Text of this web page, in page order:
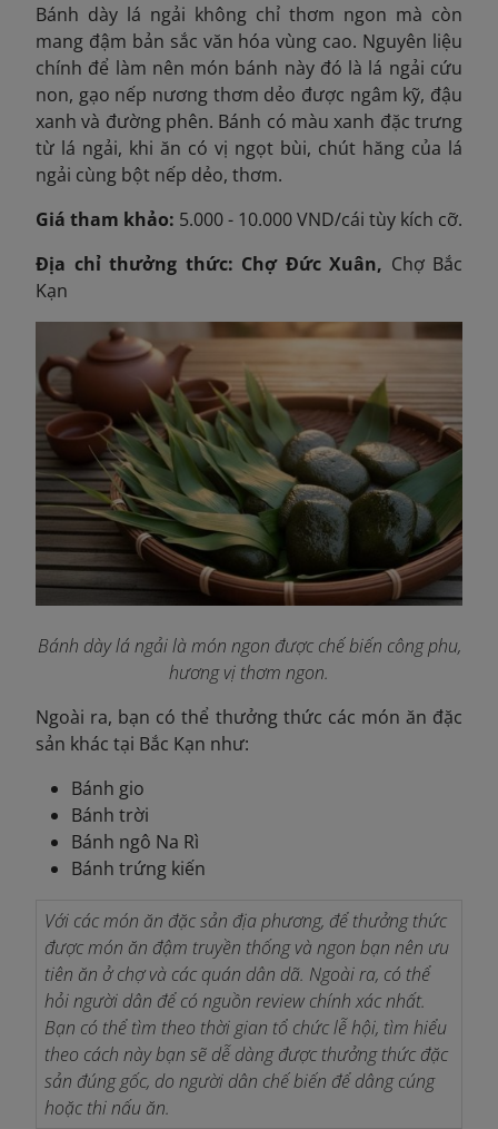
Bánh dày lá ngải không chỉ thơm ngon mà còn
mang đậm bản sắc văn hóa vùng cao. Nguyên liệu
chính để làm nên món bánh này đó là lá ngải cứu
non, gạo nếp nương thơm dẻo được ngâm kỹ, đậu
xanh và đường phên. Bánh có màu xanh đặc trưng
từ lá ngải, khi ăn có vị ngọt bùi, chút hăng của lá
ngải cùng bột nếp dẻo, thơm.
Giá tham khảo: 5.000 - 10.000 VND/cái tùy kích cỡ.
Địa chỉ thưởng thức: Chợ Đức Xuân, Chợ Bắc
Kạn
Bánh dày lá ngải là món ngon được chế biến công phu,
hương vị thơm ngon.
Ngoài ra, bạn có thể thưởng thức các món ăn đặc
sản khác tại Bắc Kạn như:
Bánh gio
Bánh trời
Bánh ngô Na Rì
Bánh trứng kiến
Với các món ăn đặc sản địa phương, để thưởng thức
được món ăn đậm truyền thống và ngon bạn nên ưu
tiên ăn ở chợ và các quán dân dã. Ngoài ra, có thể
hỏi người dân để có nguồn review chính xác nhất.
Bạn có thể tìm theo thời gian tổ chức lễ hội, tìm hiểu
theo cách này bạn sẽ dễ dàng được thưởng thức đặc
sản đúng gốc, do người dân chế biến để dâng cúng
hoặc thi nấu ăn.